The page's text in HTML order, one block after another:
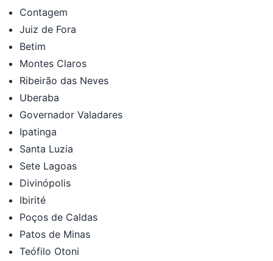
Contagem
Juiz de Fora
Betim
Montes Claros
Ribeirão das Neves
Uberaba
Governador Valadares
Ipatinga
Santa Luzia
Sete Lagoas
Divinópolis
Ibirité
Poços de Caldas
Patos de Minas
Teófilo Otoni